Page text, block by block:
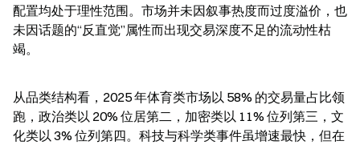
配置均处于理性范围。市场并未因叙事热度而过度溢价，也
未因话题的“反直觉”属性而出现交易深度不足的流动性枯
竭。
从品类结构看，2025 年体育类市场以 58% 的交易量占比领
跑，政治类以 20% 位居第二，加密类以 11% 位列第三，文
化类以 3% 位列第四。科技与科学类事件虽增速最快，但在